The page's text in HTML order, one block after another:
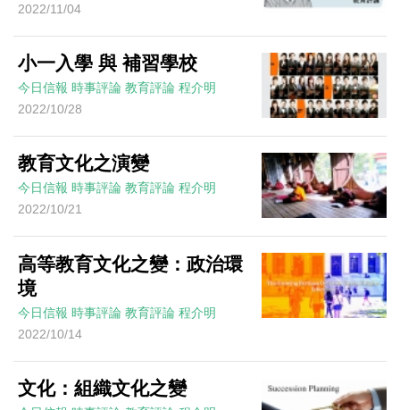
2022/11/04
小一入學 與 補習學校
今日信報 時事評論 教育評論 程介明
2022/10/28
教育文化之演變
今日信報 時事評論 教育評論 程介明
2022/10/21
高等教育文化之變：政治環
境
今日信報 時事評論 教育評論 程介明
2022/10/14
文化：組織文化之變